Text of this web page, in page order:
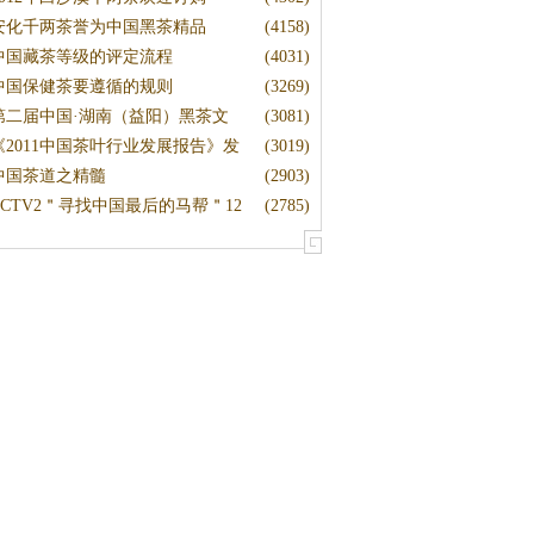
(4158)
化千两茶誉为中国黑茶精品
(4031)
国藏茶等级的评定流程
(3269)
国保健茶要遵循的规则
(3081)
二届中国·湖南（益阳）黑茶文
(3019)
2011中国茶叶行业发展报告》发
(2903)
国茶道之精髓
(2785)
＂寻找中国最后的马帮＂12